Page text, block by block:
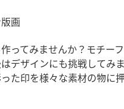
画
ってみませんか？モチー
デザインにも挑戦して
た印を様々な素材の物に